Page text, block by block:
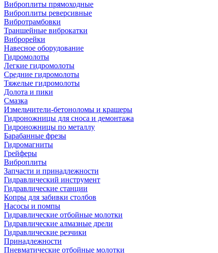
Виброплиты прямоходные
Виброплиты реверсивные
Вибротрамбовки
Траншейные виброкатки
Виброрейки
Навесное оборудование
Гидромолоты
Легкие гидромолоты
Средние гидромолоты
Тяжелые гидромолоты
Долота и пики
Смазка
Измельчители-бетоноломы и крашеры
Гидроножницы для сноса и демонтажа
Гидроножницы по металлу
Барабанные фрезы
Гидромагниты
Грейферы
Виброплиты
Запчасти и принадлежности
Гидравлический инструмент
Гидравлические станции
Копры для забивки столбов
Насосы и помпы
Гидравлические отбойные молотки
Гидравлические алмазные дрели
Гидравлические резчики
Принадлежности
Пневматические отбойные молотки